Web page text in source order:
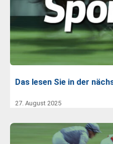
Das lesen Sie in der
27. August 2025